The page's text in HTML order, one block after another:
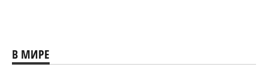
В МИРЕ